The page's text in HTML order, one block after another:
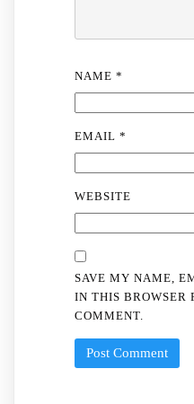
NAME *
EMAIL *
WEBSITE
SAVE MY NAME,
IN THIS BROWSER
COMMENT.